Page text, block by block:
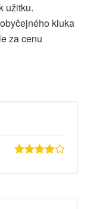
užitku.
kluka
za cenu